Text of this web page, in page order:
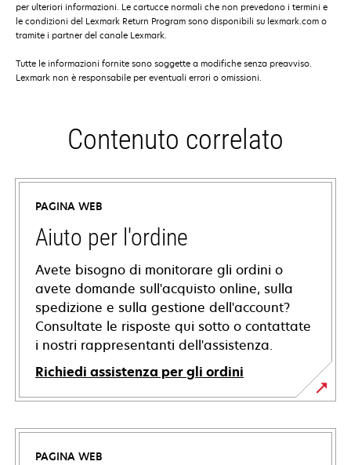
per ulteriori informazioni. Le cartucce normali che non prevedono i termini e
le condizioni del Lexmark Return Program sono disponibili su lexmark.com o
tramite i partner del canale Lexmark.
Tutte le informazioni fornite sono soggette a modifiche senza preavviso.
Lexmark non è responsabile per eventuali errori o omissioni.
Contenuto correlato
PAGINA WEB
Aiuto per l'ordine
Avete bisogno di monitorare gli ordini o
avete domande sull'acquisto online, sulla
spedizione e sulla gestione dell'account?
Consultate le risposte qui sotto o contattate
i nostri rappresentanti dell'assistenza.
Richiedi assistenza per gli ordini
PAGINA WEB